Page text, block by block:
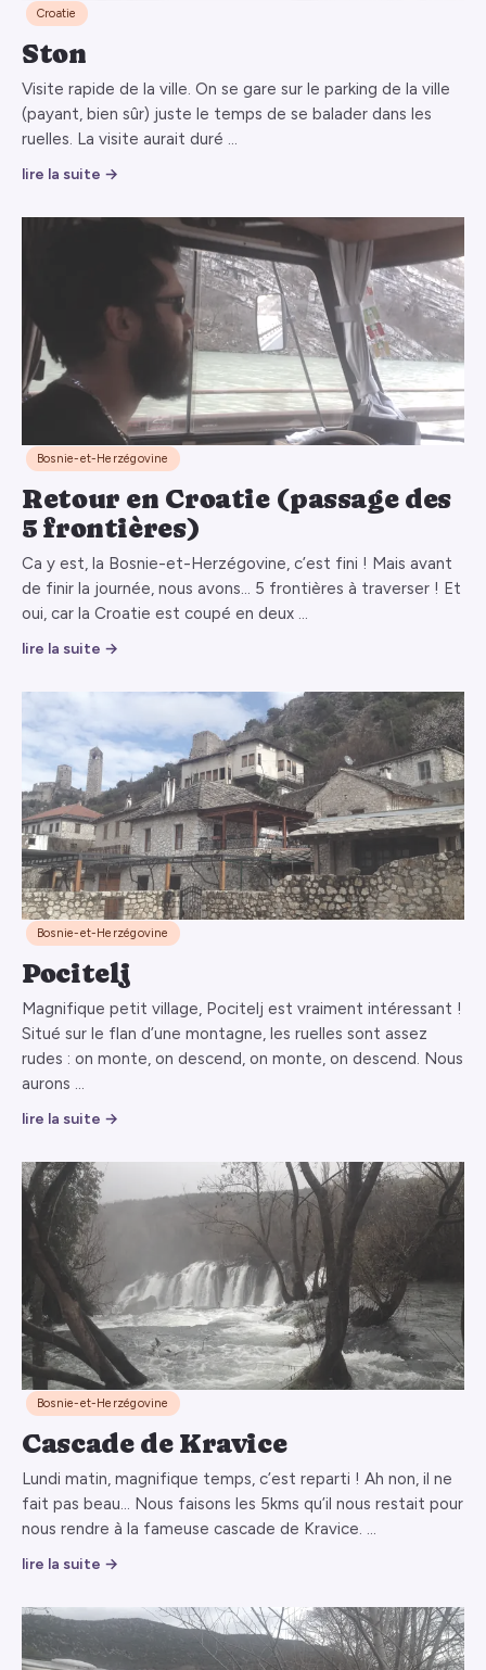
Croatie
Ston
Visite rapide de la ville. On se gare sur le parking de la ville
(payant, bien sûr) juste le temps de se balader dans les
ruelles. La visite aurait duré …
lire la suite →
Bosnie-et-Herzégovine
Retour en Croatie (passage des
5 frontières)
Ca y est, la Bosnie-et-Herzégovine, c’est fini ! Mais avant
de finir la journée, nous avons… 5 frontières à traverser ! Et
oui, car la Croatie est coupé en deux …
lire la suite →
Bosnie-et-Herzégovine
Pocitelj
Magnifique petit village, Pocitelj est vraiment intéressant !
Situé sur le flan d’une montagne, les ruelles sont assez
rudes : on monte, on descend, on monte, on descend. Nous
aurons …
lire la suite →
Bosnie-et-Herzégovine
Cascade de Kravice
Lundi matin, magnifique temps, c’est reparti ! Ah non, il ne
fait pas beau… Nous faisons les 5kms qu’il nous restait pour
nous rendre à la fameuse cascade de Kravice. …
lire la suite →